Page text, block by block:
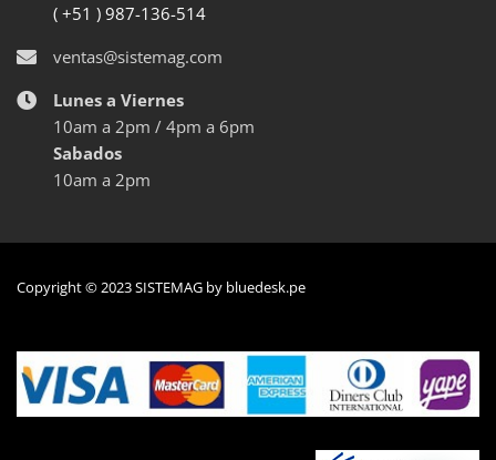
( +51 ) 987-136-514
ventas@sistemag.com
Lunes a Viernes
10am a 2pm / 4pm a 6pm
Sabados
10am a 2pm
Copyright © 2023 SISTEMAG by bluedesk.pe